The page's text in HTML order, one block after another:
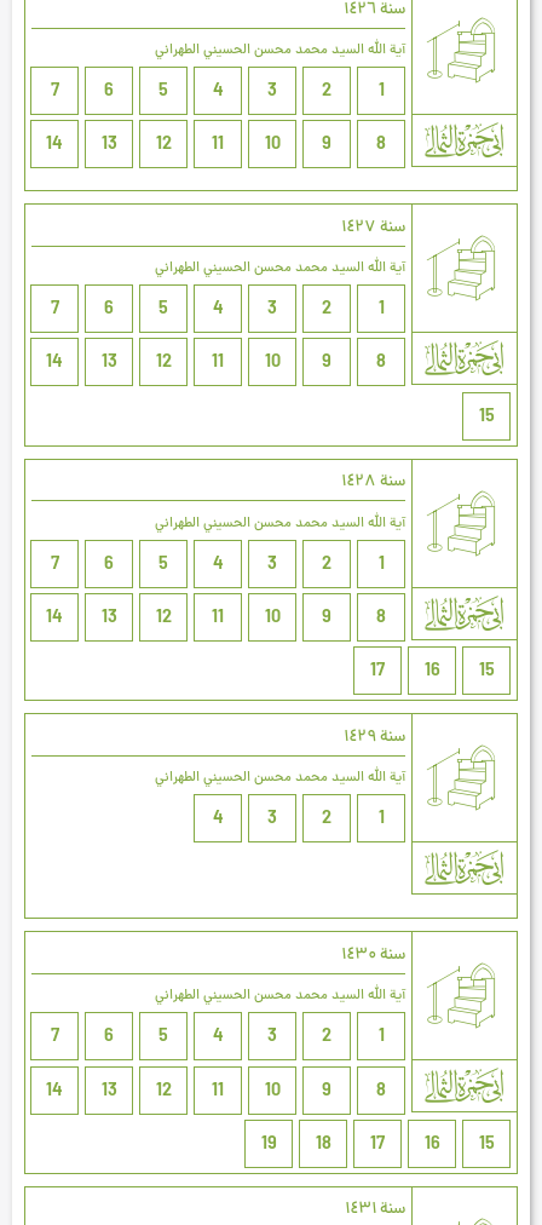
سنة ۱٤۲٦
آية الله السيد محمد محسن الحسيني الطهراني
1
2
3
4
5
6
7
8
9
10
11
12
13
14
سنة ۱٤۲۷
آية الله السيد محمد محسن الحسيني الطهراني
1
2
3
4
5
6
7
8
9
10
11
12
13
14
15
سنة ۱٤۲۸
آية الله السيد محمد محسن الحسيني الطهراني
1
2
3
4
5
6
7
8
9
10
11
12
13
14
15
16
17
سنة ۱٤۲٩
آية الله السيد محمد محسن الحسيني الطهراني
1
2
3
4
سنة ۱٤۳۰
آية الله السيد محمد محسن الحسيني الطهراني
1
2
3
4
5
6
7
8
9
10
11
12
13
14
15
16
17
18
19
سنة ۱٤۳۱